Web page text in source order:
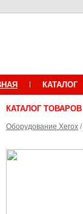
КАТАЛОГ
КАТАЛОГ ТОВАРОВ
Оборудование Xerox /